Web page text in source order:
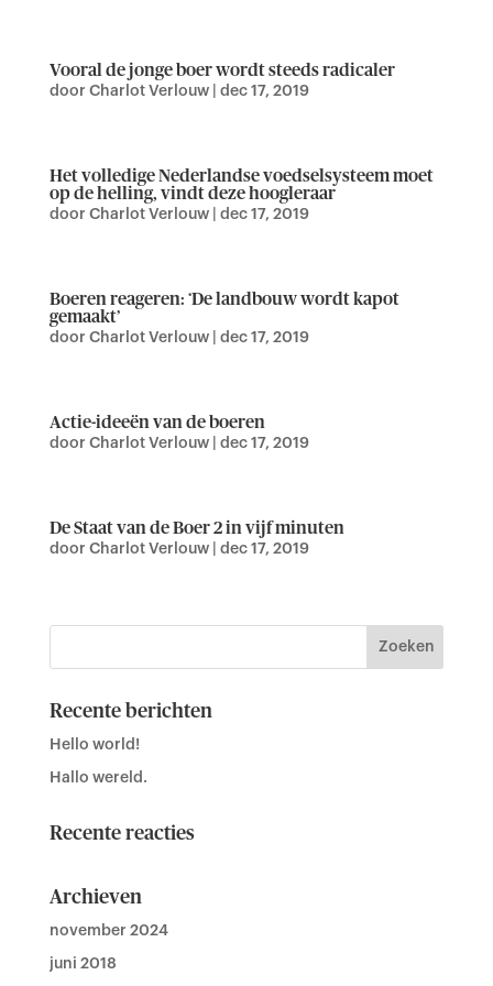
Vooral de jonge boer wordt steeds radicaler
door Charlot Verlouw| dec 17, 2019
Het volledige Nederlandse voedselsysteem moet
op de helling, vindt deze hoogleraar
door Charlot Verlouw| dec 17, 2019
Boeren reageren: ‘De landbouw wordt kapot
gemaakt’
door Charlot Verlouw| dec 17, 2019
Actie-ideeën van de boeren
door Charlot Verlouw| dec 17, 2019
De Staat van de Boer 2 in vijf minuten
door Charlot Verlouw| dec 17, 2019
Recente berichten
Hello world!
Hallo wereld.
Recente reacties
Archieven
november 2024
juni 2018